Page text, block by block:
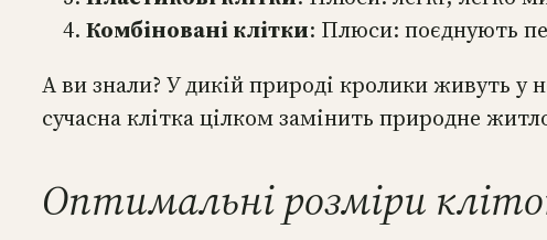
Комбіновані клітки: Плюси: поєднують
А ви знали? У дикій природі кролики живуть
сучасна клітка цілком замінить природне
Оптимальні розміри